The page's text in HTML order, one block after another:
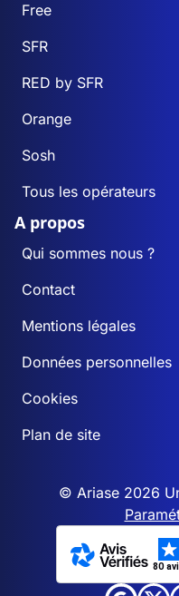
Free
SFR
RED by SFR
Orange
Sosh
Tous les opérateurs
A propos
Qui sommes nous ?
Contact
Mentions légales
Données personnelles
Cookies
Plan de site
© Ariase 2026
80